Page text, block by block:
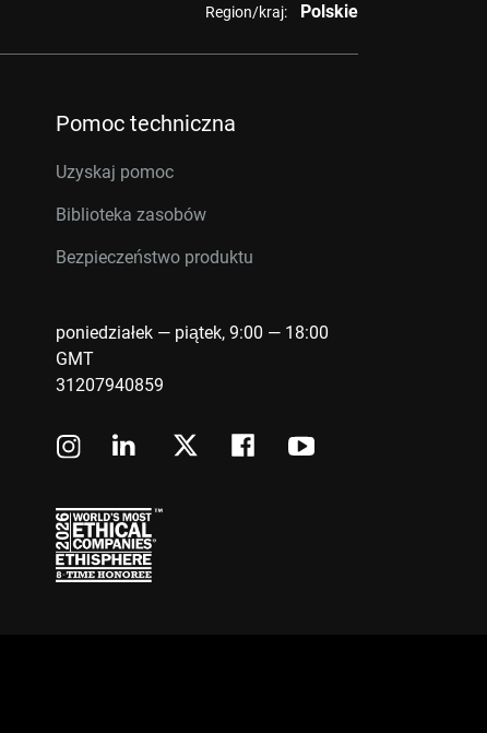
Region/kraj: Polskie
Pomoc techniczna
Uzyskaj pomoc
Biblioteka zasobów
Bezpieczeństwo produktu
poniedziałek — piątek, 9:00 — 18:00
GMT
31207940859